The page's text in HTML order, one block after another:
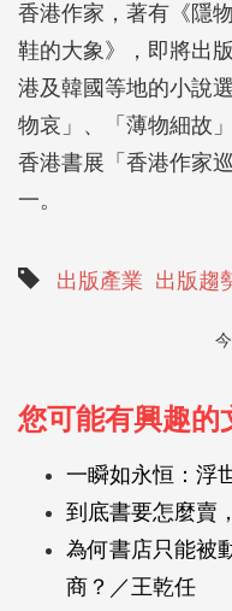
香港作家，著有《隱
鞋的大象》，即將出
港及韓國等地的小說
物哀」、「薄物細故
香港書展「香港作家
一。
出版產業 出版趨
您可能有興趣的
一瞬如永恒：浮
到底書要怎麼賣
為何書店只能被
商？／王乾任